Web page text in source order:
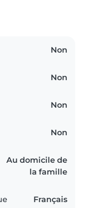
Non
Non
Non
Non
Au domicile de
la famille
Français